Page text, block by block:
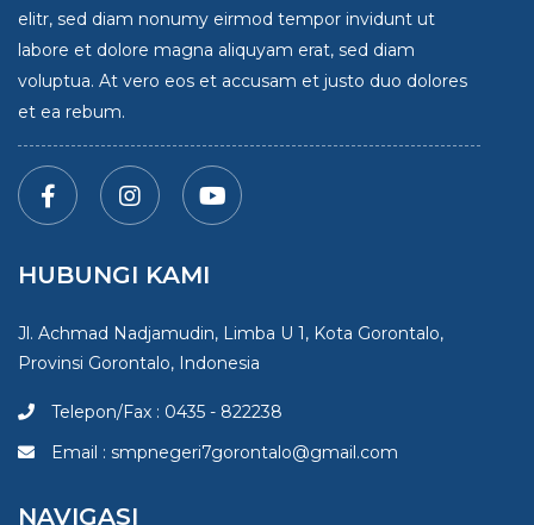
elitr, sed diam nonumy eirmod tempor invidunt ut
labore et dolore magna aliquyam erat, sed diam
voluptua. At vero eos et accusam et justo duo dolores
et ea rebum.
HUBUNGI KAMI
Jl. Achmad Nadjamudin, Limba U 1, Kota Gorontalo,
Provinsi Gorontalo, Indonesia
Telepon/Fax : 0435 - 822238
Email : smpnegeri7gorontalo@gmail.com
NAVIGASI